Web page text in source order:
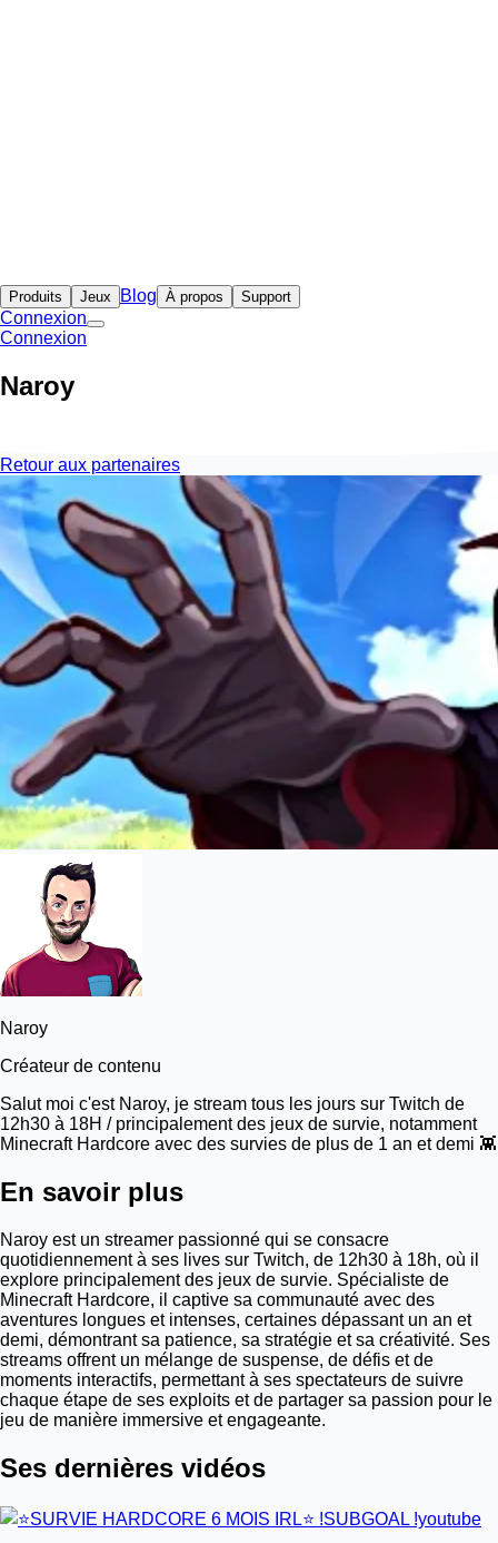
Produits Jeux Blog À propos Support
Connexion
Connexion
Naroy
Retour aux partenaires
Naroy
Créateur de contenu
Salut moi c'est Naroy, je stream tous les jours sur Twitch de
12h30 à 18H / principalement des jeux de survie, notamment
Minecraft Hardcore avec des survies de plus de 1 an et demi 👾
En savoir plus
Naroy est un streamer passionné qui se consacre
quotidiennement à ses lives sur Twitch, de 12h30 à 18h, où il
explore principalement des jeux de survie. Spécialiste de
Minecraft Hardcore, il captive sa communauté avec des
aventures longues et intenses, certaines dépassant un an et
demi, démontrant sa patience, sa stratégie et sa créativité. Ses
streams offrent un mélange de suspense, de défis et de
moments interactifs, permettant à ses spectateurs de suivre
chaque étape de ses exploits et de partager sa passion pour le
jeu de manière immersive et engageante.
Ses dernières vidéos